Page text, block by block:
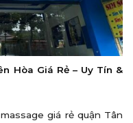
Hòa Giá Rẻ – Uy Tín &
giá rẻ quận Tân